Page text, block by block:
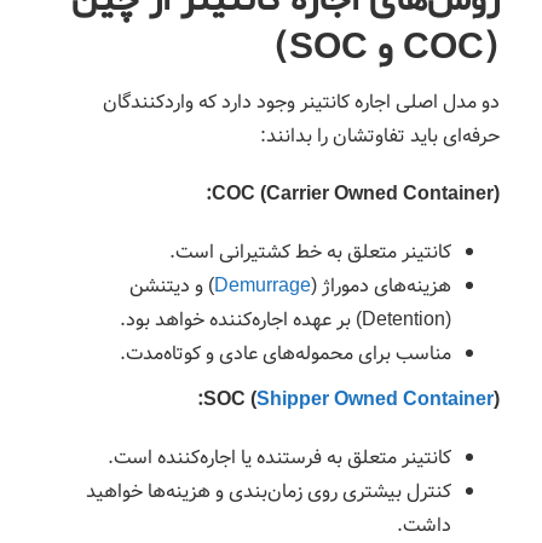
(COC و SOC)
دو مدل اصلی اجاره کانتینر وجود دارد که واردکنندگان
حرفه‌ای باید تفاوتشان را بدانند:
COC (Carrier Owned Container):
کانتینر متعلق به خط کشتیرانی است.
هزینه‌های دموراژ (Demurrage) و دیتنشن
(Detention) بر عهده اجاره‌کننده خواهد بود.
مناسب برای محموله‌های عادی و کوتاه‌مدت.
SOC (Shipper Owned Container):
کانتینر متعلق به فرستنده یا اجاره‌کننده است.
کنترل بیشتری روی زمان‌بندی و هزینه‌ها خواهید
داشت.